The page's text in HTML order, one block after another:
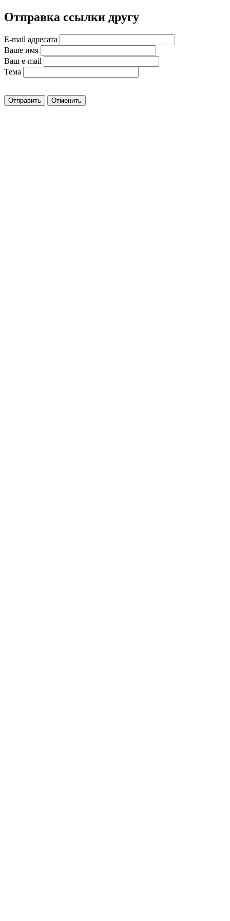
Отправка ссылки другу
E-mail адресата
Ваше имя
Ваш e-mail
Тема
Отправить Отменить